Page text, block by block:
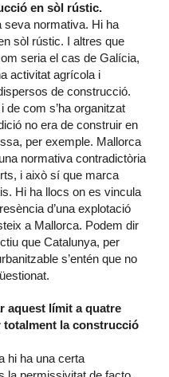
en sòl rústic.
seva normativa. Hi ha
sòl rústic. I altres que
seria el cas de Galícia,
activitat agrícola i
de construcció.
de com s’ha organitzat
no era de construir en
per exemple. Mallorca
normativa contradictòria
i això sí que marca
Hi ha llocs on es vincula
d’una explotació
a Mallorca. Podem dir
que Catalunya, per
s’entén que no
aquest límit a quatre
totalment la construcció
hi ha una certa